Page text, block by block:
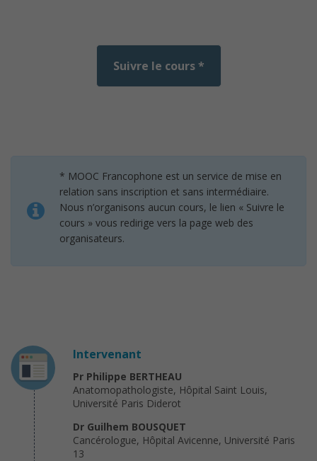
Suivre le cours *
* MOOC Francophone est un service de mise en
relation sans inscription et sans intermédiaire.
Nous n’organisons aucun cours, le lien « Suivre le
cours » vous redirige vers la page web des
organisateurs.
Intervenant
Pr Philippe BERTHEAU
Anatomopathologiste, Hôpital Saint Louis,
Université Paris Diderot
Dr Guilhem BOUSQUET
Cancérologue, Hôpital Avicenne, Université Paris
13